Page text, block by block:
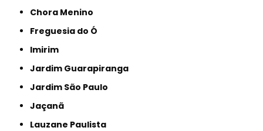
Chora Menino
Freguesia do Ó
Imirim
Jardim Guarapiranga
Jardim São Paulo
Jaçanã
Lauzane Paulista